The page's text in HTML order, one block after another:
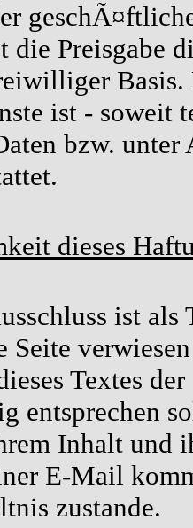
die Preisgabe
Basis.
ist - soweit
bzw.
dieses
ist
Seite
Textes
entsprechen
Inhalt
E-Mail
zustande.